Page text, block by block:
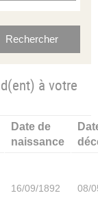
à votre
Date de
naissance
16/09/1892 08/